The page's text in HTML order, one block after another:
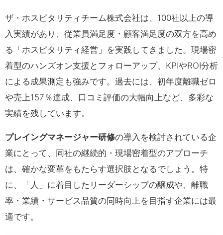
ザ・ホスピタリティチーム株式会社は、100社以上の導
入実績があり、従業員満足度・顧客満足度の双方を高め
る「ホスピタリティ経営」を実践してきました。現場密
着型のハンズオン支援とフォローアップ、KPIやROI分析
による成果測定も強みです。過去には、初年度離職ゼロ
や売上157％達成、口コミ評価の大幅向上など、多彩な
実績を残しています。
プレイングマネージャー研修の導入を検討されている企
業にとって、同社の継続的・現場密着型のアプローチ
は、確かな変革をもたらす選択肢となるでしょう。特
に、「人」に着目したリーダーシップの醸成や、離職
率・業績・サービス品質の同時向上を目指す企業には最
適です。